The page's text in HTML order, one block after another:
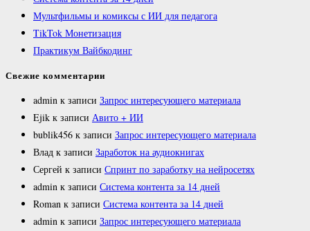
Мультфильмы и комиксы с ИИ для педагога
TikTok Монетизация
Практикум Вайбкодинг
Свежие комментарии
admin к записи Запрос интересующего материала
Ejik к записи Авито + ИИ
bublik456 к записи Запрос интересующего материала
Влад к записи Заработок на аудиокнигах
Сергей к записи Спринт по заработку на нейросетях
admin к записи Система контента за 14 дней
Roman к записи Система контента за 14 дней
admin к записи Запрос интересующего материала